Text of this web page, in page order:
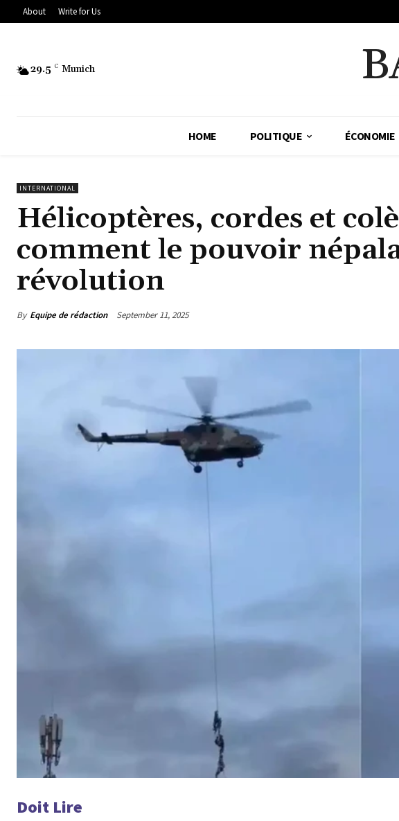
About Write for Us
29.5 C Munich
HOME POLITIQUE ÉCONOMIE
INTERNATIONAL
Hélicoptères, cordes et
comment le pouvoir
révolution
By Equipe de rédaction September 11, 2025
Doit Lire